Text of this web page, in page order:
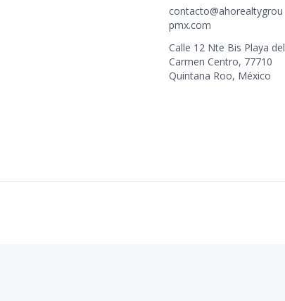
contacto@ahorealtygrou
pmx.com
Calle 12 Nte Bis Playa del
Carmen Centro, 77710
Quintana Roo, México